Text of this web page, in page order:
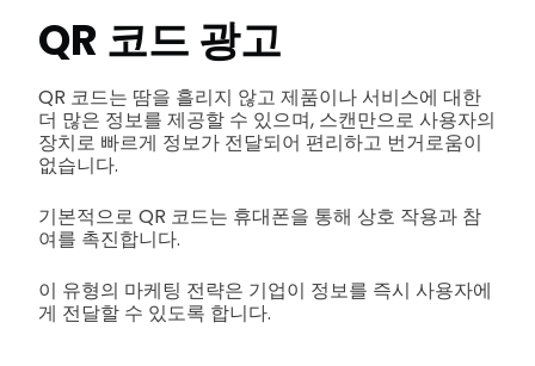
QR 코드 광고
QR 코드는 땀을 흘리지 않고 제품이나 서비스에 대한
더 많은 정보를 제공할 수 있으며, 스캔만으로 사용자의
장치로 빠르게 정보가 전달되어 편리하고 번거로움이
없습니다.
기본적으로 QR 코드는 휴대폰을 통해 상호 작용과 참
여를 촉진합니다.
이 유형의 마케팅 전략은 기업이 정보를 즉시 사용자에
게 전달할 수 있도록 합니다.